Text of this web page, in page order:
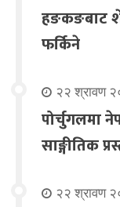
हङकङबाट
फर्किने
२२ श्रावण
पोर्चुगलमा
साङ्गीतिक
२२ श्रावण